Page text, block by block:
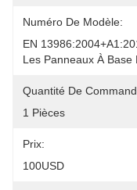
Numéro De Modèle:
EN
Les Panneaux À Base
Quantité De
1 Pièces
Prix:
100USD